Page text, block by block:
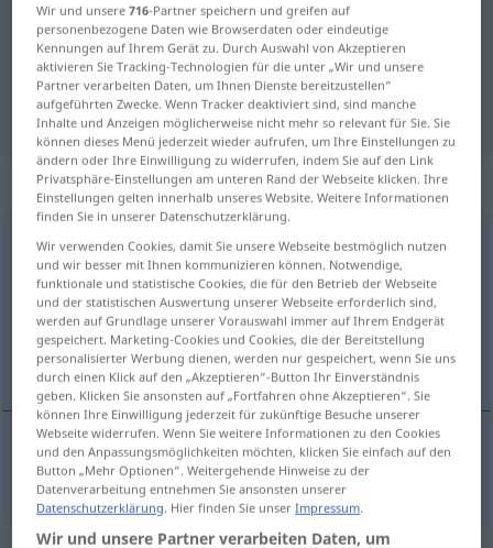
Spanisch-Deutsch Übersetzung für
"declamador"
"declamador" Deutsch Übersetzung
„declamador“: adjetivo
declamadoradj
Übersicht aller Übersetzungen
(Für mehr Details die Übersetzung anklicken/antippen)
vortragend
vortragend declamador
Wir und unsere716-Partner speichern und greifen auf
personenbezogene Daten wie Browserdaten oder eindeutige
Kennungen auf Ihrem Gerät zu. Durch Auswahl von Akzeptieren
aktivieren Sie Tracking-Technologien für die unter „Wir und unsere
Partner verarbeiten Daten, um Ihnen Dienste bereitzustellen“
aufgeführten Zwecke. Wenn Tracker deaktiviert sind, sind manche
Inhalte und Anzeigen möglicherweise nicht mehr so relevant für Sie. Sie
können dieses Menü jederzeit wieder aufrufen, um Ihre Einstellungen zu
ändern oder Ihre Einwilligung zu widerrufen, indem Sie auf den Link
Privatsphäre-Einstellungen am unteren Rand der Webseite klicken. Ihre
Einstellungen gelten innerhalb unseres Website. Weitere Informationen
finden Sie in unserer Datenschutzerklärung.
Wir verwenden Cookies, damit Sie unsere Webseite bestmöglich nutzen
und wir besser mit Ihnen kommunizieren können. Notwendige,
funktionale und statistische Cookies, die für den Betrieb der Webseite
und der statistischen Auswertung unserer Webseite erforderlich sind,
werden auf Grundlage unserer Vorauswahl immer auf Ihrem Endgerät
gespeichert. Marketing-Cookies und Cookies, die der Bereitstellung
personalisierter Werbung dienen, werden nur gespeichert, wenn Sie uns
durch einen Klick auf den „Akzeptieren“-Button Ihr Einverständnis
geben. Klicken Sie ansonsten auf „Fortfahren ohne Akzeptieren“. Sie
können Ihre Einwilligung jederzeit für zukünftige Besuche unserer
Webseite widerrufen. Wenn Sie weitere Informationen zu den Cookies
und den Anpassungsmöglichkeiten möchten, klicken Sie einfach auf den
Button „Mehr Optionen“. Weitergehende Hinweise zu der
Datenverarbeitung entnehmen Sie ansonsten unserer
Datenschutzerklärung. Hier finden Sie unserImpressum.
Wir und unsere Partner verarbeiten Daten, um